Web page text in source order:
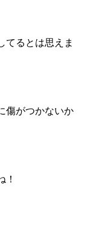
てるとは思えま
傷がつかないか
！